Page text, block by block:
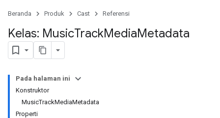
Beranda Produk Cast Referensi
Kelas: MusicTrackMediaMetadata
Pada halaman ini
Konstruktor
MusicTrackMediaMetadata
Properti